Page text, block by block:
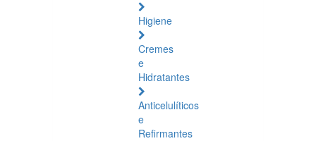
Higiene
Cremes
e
Hidratantes
Anticelulíticos
e
Refirmantes